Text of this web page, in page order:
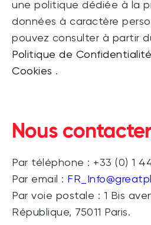
une politique dédiée à la
données à caractère
pouvez consulter à partir
Politique de
Cookies .
Nous contacter
Par téléphone : +33 (0) 1
Par email :
Par voie postale : 1 Bis
République, 75011 Paris.